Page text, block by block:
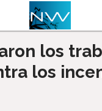
los
los